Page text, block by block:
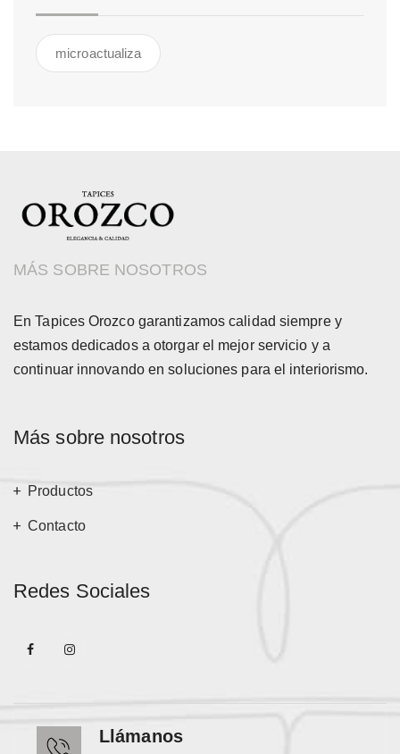
microactualiza
MÁS SOBRE NOSOTROS
En Tapices Orozco garantizamos calidad siempre y
estamos dedicados a otorgar el mejor servicio y a
continuar innovando en soluciones para el interiorismo.
Más sobre nosotros
Productos
Contacto
Redes Sociales
Llámanos